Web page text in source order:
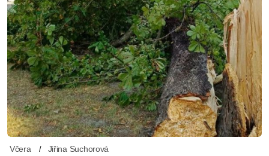
Včera Jiřina Suchorová